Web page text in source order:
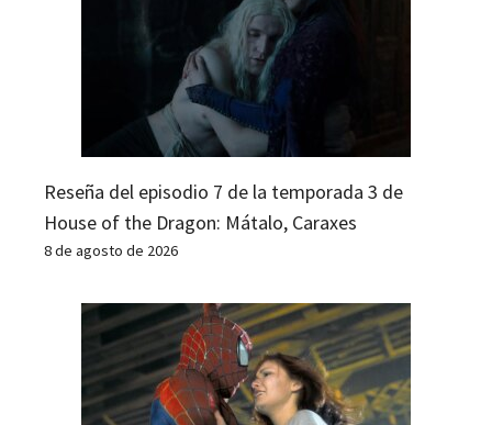
Reseña del episodio 7 de la temporada 3 de
House of the Dragon: Mátalo, Caraxes
8 de agosto de 2026